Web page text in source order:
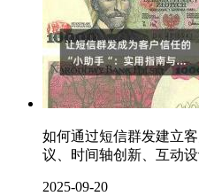
如何通过短信群发建立
议、时间轴创新、互动
2025-09-20